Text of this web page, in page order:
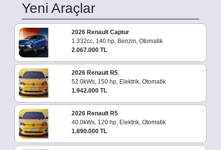
Yeni Araçlar
2026 Renault Captur
1.332cc, 140 hp, Benzin, Otomatik
2.067.000 TL
2026 Renault R5
52.0kWs, 150 hp, Elektrik, Otomatik
1.942.000 TL
2026 Renault R5
40.0kWs, 120 hp, Elektrik, Otomatik
1.890.000 TL